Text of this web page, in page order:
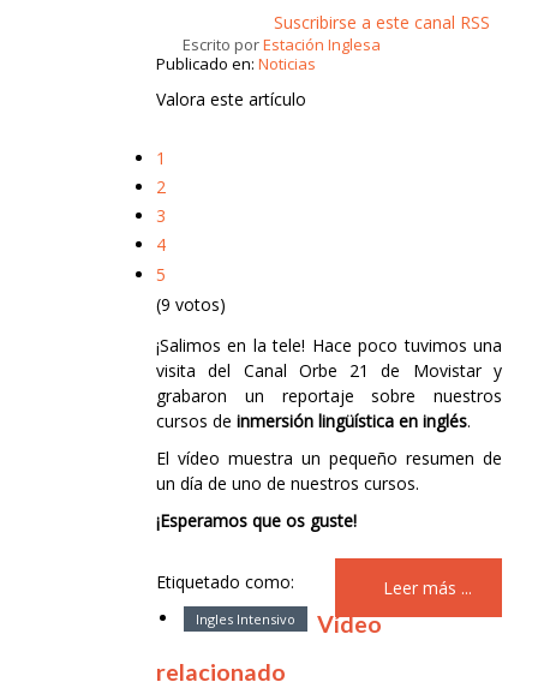
Suscribirse a este canal RSS
Escrito porEstación Inglesa
Publicado en: Noticias
Valora este artículo
1
2
3
4
5
(9 votos)
¡Salimos en la tele! Hace poco tuvimos una
visita del Canal Orbe 21 de Movistar y
grabaron un reportaje sobre nuestros
cursos de inmersión lingüística en inglés.
El vídeo muestra un pequeño resumen de
un día de uno de nuestros cursos.
¡Esperamos que os guste!
Etiquetado como:
Ingles Intensivo
Leer más ...
Vídeo
relacionado